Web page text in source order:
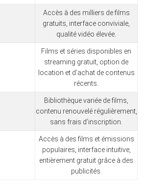
Accès à des milliers de films
gratuits, interface conviviale,
qualité vidéo élevée.
Films et séries disponibles en
streaming gratuit, option de
location et d’achat de contenus
récents.
Bibliothèque variée de films,
contenu renouvelé régulièrement,
sans frais d’inscription.
Accès à des films et émissions
populaires, interface intuitive,
entièrement gratuit grâce à des
publicités.